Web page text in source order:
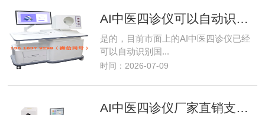
AI中医四诊仪可以自动识别九种中医体质吗？国标九大体质智能辨识详解
是的，目前市面上的AI中医四诊仪已经
可以自动识别国...
时间：2026-07-09
AI中医四诊仪厂家直销支持批量采购配套移动推车